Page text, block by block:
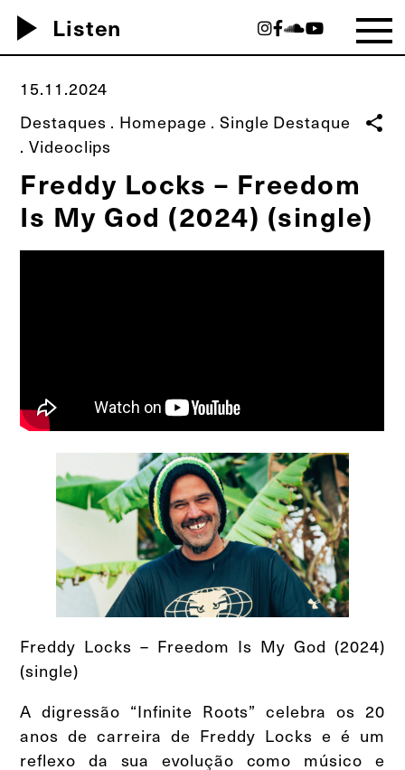
play_arrow Listen
15.11.2024
Destaques . Homepage .Single Destaque
.Videoclips
share
Freddy Locks – Freedom
Is My God (2024) (single)
Freddy Locks – Freedom Is My God (2024)
(single)
A digressão “Infinite Roots” celebra os 20
anos de carreira de Freddy Locks e é um
reflexo da sua evolução como músico e